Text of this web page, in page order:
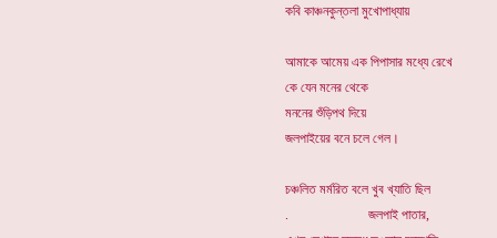
কবি কাঞ্চনকুন্তলা মুখোপাধ্যায়
আমাকে আমেয় এক পিপাসার মধ্যে রেখে
কে যেন মনের থেকে
মননের শুঁড়িপথ দিয়ে
জলপাইয়ের বনে চলে গেল।
চঞ্চলিত মর্মরিত বলে খুব খ্যাতি ছিল
. জলপাই পাতার,